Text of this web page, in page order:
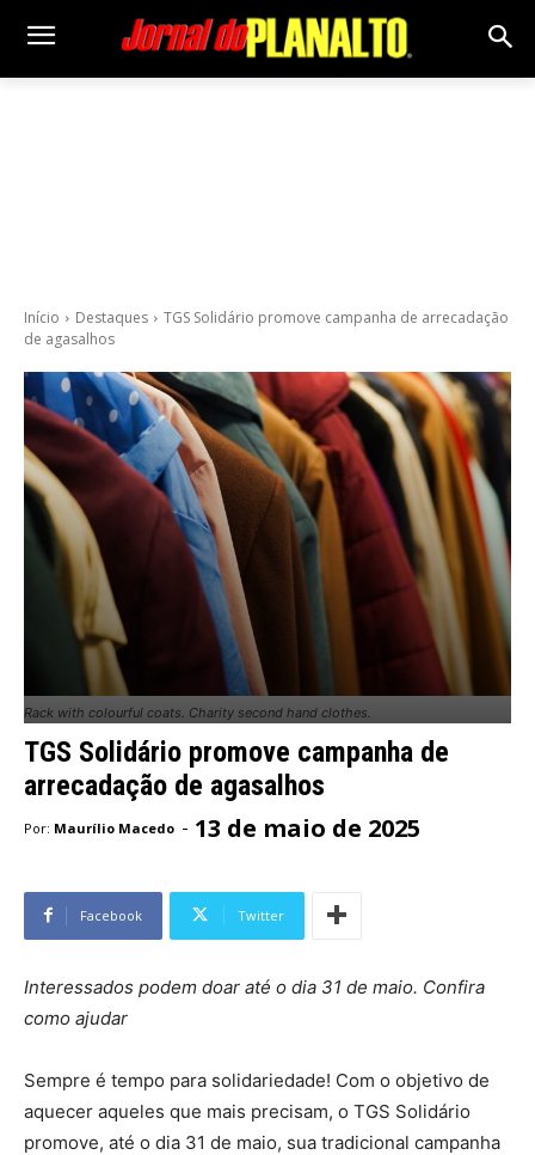
Início Destaques
TGS Solidário promove campanha de arrecadação
de agasalhos
Rack with colourful coats. Charity second hand clothes.
TGS Solidário promove campanha de
arrecadação de agasalhos
Por: Maurílio Macedo - 13 de maio de 2025
Facebook Twitter
Interessados podem doar até o dia 31 de maio. Confira
como ajudar
Sempre é tempo para solidariedade! Com o objetivo de
aquecer aqueles que mais precisam, o TGS Solidário
promove, até o dia 31 de maio, sua tradicional campanha